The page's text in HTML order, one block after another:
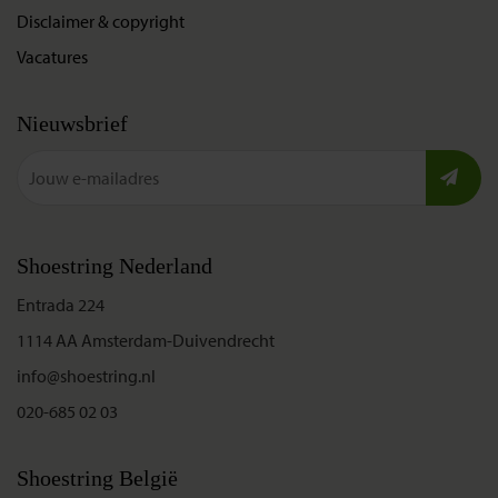
Disclaimer & copyright
Vacatures
Nieuwsbrief
Shoestring Nederland
Entrada 224
1114 AA Amsterdam-Duivendrecht
info@shoestring.nl
020-685 02 03
Shoestring België